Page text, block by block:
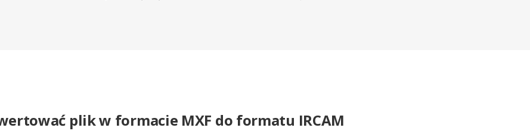
plik w formacie MXF do formatu IRCAM